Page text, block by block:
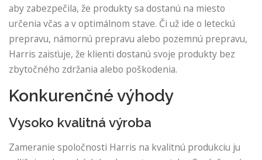
aby zabezpečila, že produkty sa dostanú na miesto
určenia včas a v optimálnom stave. Či už ide o leteckú
prepravu, námornú prepravu alebo pozemnú prepravu,
Harris zaisťuje, že klienti dostanú svoje produkty bez
zbytočného zdržania alebo poškodenia.
Konkurenčné výhody
Vysoko kvalitná výroba
Zameranie spoločnosti Harris na kvalitnú produkciu ju